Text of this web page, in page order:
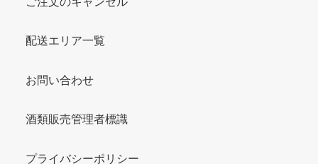
配送エリア一覧
お問い合わせ
酒類販売管理者標識
プライバシーポリシー